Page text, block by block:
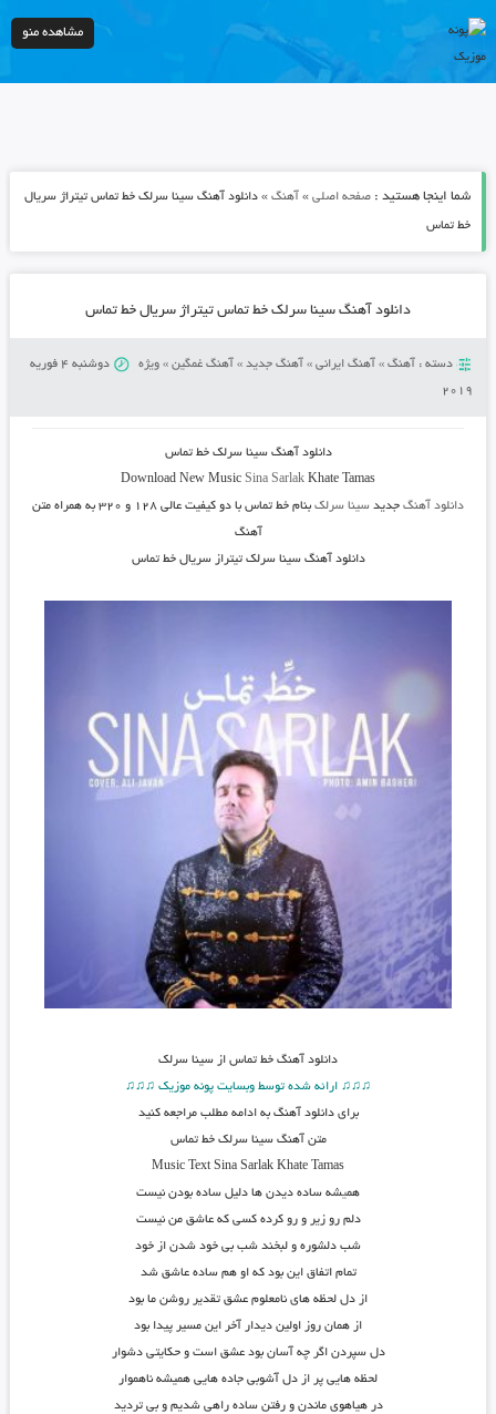
مشاهده منو
شما اینجا هستید : صفحه اصلی» آهنگ» دانلود آهنگ سینا سرلک خط تماس تیتراژ سریال
خط تماس
دانلود آهنگ سینا سرلک خط تماس تیتراژ سریال خط تماس
دسته : آهنگ» آهنگ ایرانی» آهنگ جدید» آهنگ غمگین» ویژه
دوشنبه 4 فوریه
2019
دانلود آهنگ سینا سرلک خط تماس
Download New Music Sina Sarlak Khate Tamas
دانلود آهنگجدید سینا سرلکبنام خط تماس
با دو کیفیت عالی ۱۲۸ و ۳۲۰ به همراه متن
آهنگ
دانلود آهنگ سینا سرلک تیتراز سریال خط تماس
دانلود آهنگخط تماس از سینا سرلک
♫♫♫ ارائه شده توسط وبسایت پونه موزیک ♫♫♫
برای دانلود آهنگ به ادامه مطلب مراجعه کنید
متن آهنگ سینا سرلک خط تماس
Music Text Sina Sarlak Khate Tamas
همیشه ساده دیدن ها دلیل ساده بودن نیست
دلم رو زیر و رو کرده کسی که عاشق من نیست
شب دلشوره و لبخند شب بی خود شدن از خود
تمام اتفاق این بود که او هم ساده عاشق شد
از دل لحظه های نامعلوم عشق تقدیر روشن ما بود
از همان روز اولین دیدار آخر این مسیر پیدا بود
دل سپردن اگر چه آسان بود عشق است و حکایتی دشوار
لحظه هایی پر از دل آشوبی جاده هایی همیشه ناهموار
در هیاهوی ماندن و رفتن ساده راهی شدیم و بی تردید